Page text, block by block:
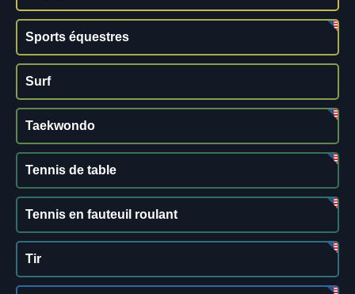
Sports équestres
Surf
Taekwondo
Tennis de table
Tennis en fauteuil roulant
Tir